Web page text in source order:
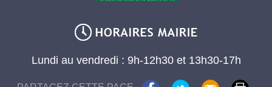
Lundi au vendredi : 9h-12h30 et 13h30-17h